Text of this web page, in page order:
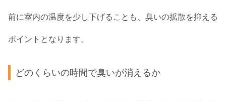
前に室内の温度を少し下げることも、臭いの拡散を抑える
ポイントとなります。
どのくらいの時間で臭いが消えるか